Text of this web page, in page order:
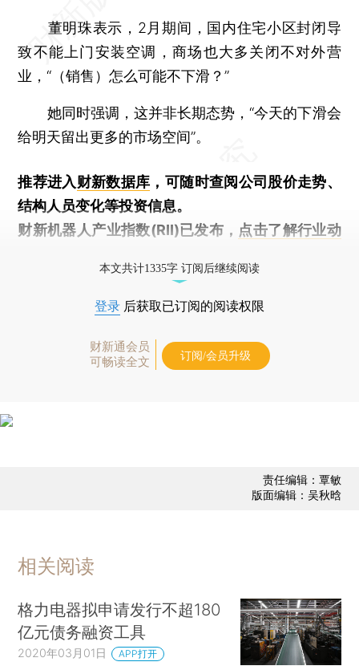
董明珠表示，2月期间，国内住宅小区封闭导
致不能上门安装空调，商场也大多关闭不对外营
业，“（销售）怎么可能不下滑？”
她同时强调，这并非长期态势，“今天的下滑会
给明天留出更多的市场空间”。
推荐进入财新数据库 ，可随时查阅公司股价走势、
结构人员变化等投资信息。
财新机器人产业指数(RII)已发布， 点击了解行业动
本文共计1335字 订阅后继续阅读
登录 后获取已订阅的阅读权限
财新通会员
可畅读全文
订阅/会员升级
责任编辑：覃敏
版面编辑：吴秋晗
相关阅读
格力电器拟申请发行不超180
亿元债务融资工具
2020年03月01日 APP打开